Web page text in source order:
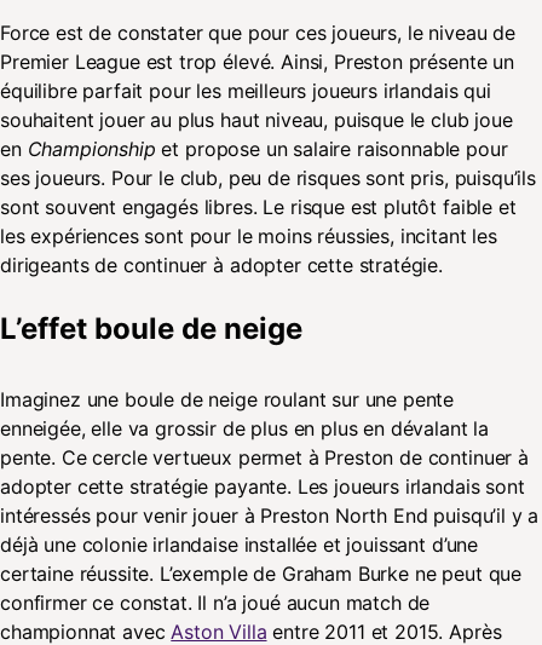
Force est de constater que pour ces joueurs, le niveau de
Premier League est trop élevé. Ainsi, Preston présente un
équilibre parfait pour les meilleurs joueurs irlandais qui
souhaitent jouer au plus haut niveau, puisque le club joue
en Championship et propose un salaire raisonnable pour
ses joueurs. Pour le club, peu de risques sont pris, puisqu’ils
sont souvent engagés libres. Le risque est plutôt faible et
les expériences sont pour le moins réussies, incitant les
dirigeants de continuer à adopter cette stratégie.
L’effet boule de neige
Imaginez une boule de neige roulant sur une pente
enneigée, elle va grossir de plus en plus en dévalant la
pente. Ce cercle vertueux permet à Preston de continuer à
adopter cette stratégie payante. Les joueurs irlandais sont
intéressés pour venir jouer à Preston North End puisqu’il y a
déjà une colonie irlandaise installée et jouissant d’une
certaine réussite. L’exemple de Graham Burke ne peut que
confirmer ce constat. Il n’a joué aucun match de
championnat avec Aston Villa entre 2011 et 2015. Après